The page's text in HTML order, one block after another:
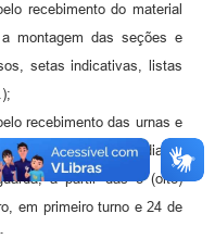
recebimento do material
montagem das seções e
setas indicativas, listas
recebimento das urnas e
entregues, mediante
a partir das 8 (oito)
em primeiro turno e 24 de